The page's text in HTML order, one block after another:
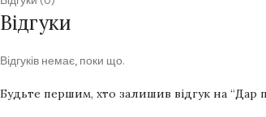
Відгуки
Відгуків немає, поки що.
Будьте першим, хто залишив відгук на “Дар